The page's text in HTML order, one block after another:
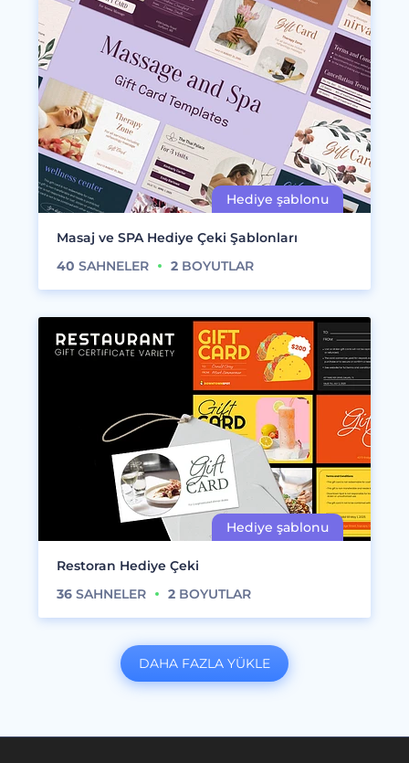
Masaj ve SPA Hediye Çeki Şablonları
40 SAHNELER 2 BOYUTLAR
Restoran Hediye Çeki
36 SAHNELER 2 BOYUTLAR
DAHA FAZLA YÜKLE